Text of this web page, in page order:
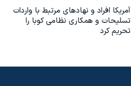
آمریکا افراد و نهادهای مرتبط با واردات
تسلیحات و همکاری نظامی کوبا را
تحریم کرد